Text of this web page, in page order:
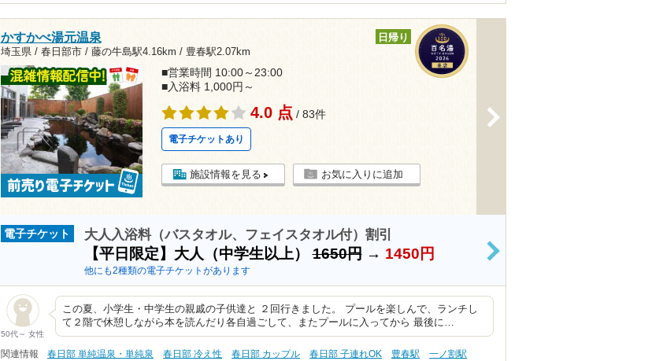
かすかべ湯元温泉
埼玉県 / 春日部市 / 藤の牛島駅4.16km / 豊春駅2.07km
日帰り
■営業時間 10:00～23:00
■入浴料 1,000円～
4.0 点 / 83件
電子チケットあり
施設情報を見る お気に入りに追加
電子チケット 大人入浴料（バスタオル、フェイスタオル付）割引
【平日限定】大人（中学生以上）1650円→ 1450円
他にも2種類の電子チケットがあります
>
50代～ 女性
この夏、小学生・中学生の親戚の子供達と ２回行きました。 プールを楽しんで、ランチし
て２階で休憩しながら本を読んだり各自過ごして、またプールに入ってから 最後に…
関連情報 春日部 単純温泉・単純泉 春日部 冷え性 春日部 カップル 春日部 子連れOK 豊春駅
一ノ割駅